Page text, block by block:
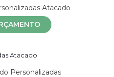
Atacado
Personalizadas